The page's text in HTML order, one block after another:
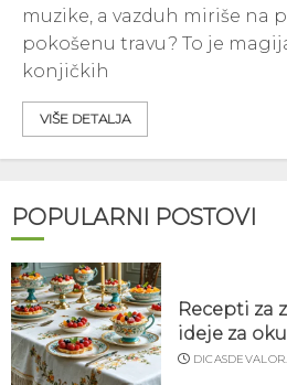
muzike, a vazduh miriše na
pokošenu travu? To je
konjičkih
VIŠE DETALJA
POPULARNI POSTOVI
Recepti za
ideje za